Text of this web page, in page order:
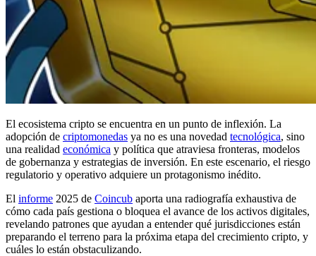
El ecosistema cripto se encuentra en un punto de inflexión. La
adopción de criptomonedas ya no es una novedad tecnológica, sino
una realidad económica y política que atraviesa fronteras, modelos
de gobernanza y estrategias de inversión. En este escenario, el riesgo
regulatorio y operativo adquiere un protagonismo inédito.
El informe 2025 de Coincub aporta una radiografía exhaustiva de
cómo cada país gestiona o bloquea el avance de los activos digitales,
revelando patrones que ayudan a entender qué jurisdicciones están
preparando el terreno para la próxima etapa del crecimiento cripto, y
cuáles lo están obstaculizando.